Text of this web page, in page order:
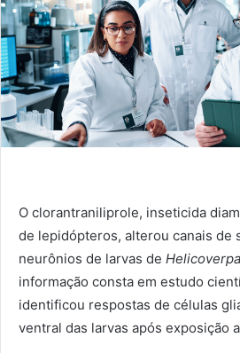
O clorantraniliprole, inseticida
de lepidópteros, alterou canais de
neurônios de larvas de
informação consta em estudo
identificou respostas de células
ventral das larvas após exposição